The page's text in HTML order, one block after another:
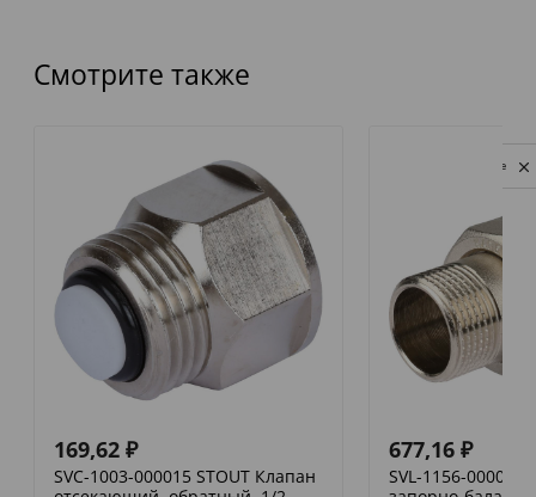
Смотрите также
169,62 ₽
SVC-1003-000015 STOUT Клапан
677,16 ₽
SVL-1156-000020
Privacy notice